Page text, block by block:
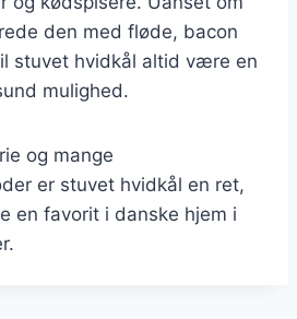
den med fløde, bacon
stuvet hvidkål altid være en
mulighed.
og mange
er stuvet hvidkål en ret,
en favorit i danske hjem i